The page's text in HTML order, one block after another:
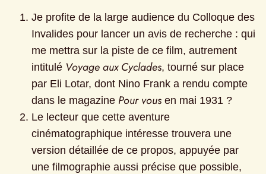
Je profite de la large audience du Colloque des
Invalides pour lancer un avis de recherche : qui
me mettra sur la piste de ce film, autrement
intitulé Voyage aux Cyclades, tourné sur place
par Eli Lotar, dont Nino Frank a rendu compte
dans le magazine Pour vous en mai 1931 ?
Le lecteur que cette aventure
cinématographique intéresse trouvera une
version détaillée de ce propos, appuyée par
une filmographie aussi précise que possible,